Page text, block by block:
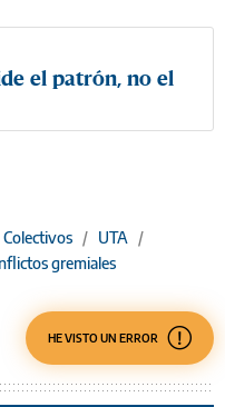
el patrón, no el
Colectivos / UTA
/
gremiales
HE VISTO UN ERROR